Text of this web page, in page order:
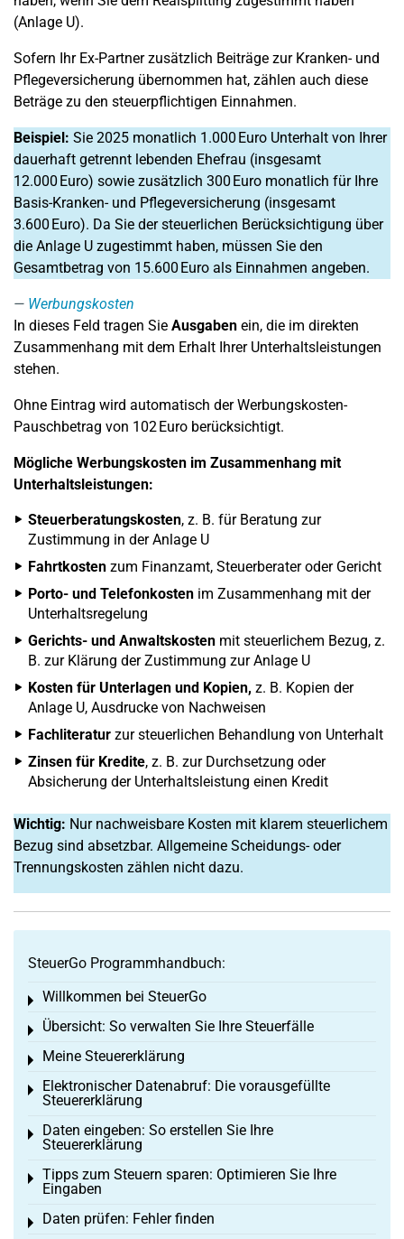
(Anlage U).
Sofern Ihr Ex-Partner zusätzlich Beiträge zur Kranken- und
Pflegeversicherung übernommen hat, zählen auch diese
Beträge zu den steuerpflichtigen Einnahmen.
Beispiel: Sie 2025 monatlich 1.000 Euro Unterhalt von Ihrer
dauerhaft getrennt lebenden Ehefrau (insgesamt
12.000 Euro) sowie zusätzlich 300 Euro monatlich für Ihre
Basis-Kranken- und Pflegeversicherung (insgesamt
3.600 Euro). Da Sie der steuerlichen Berücksichtigung über
die Anlage U zugestimmt haben, müssen Sie den
Gesamtbetrag von 15.600 Euro als Einnahmen angeben.
Werbungskosten
In dieses Feld tragen Sie Ausgaben ein, die im direkten
Zusammenhang mit dem Erhalt Ihrer Unterhaltsleistungen
stehen.
Ohne Eintrag wird automatisch der Werbungskosten-
Pauschbetrag von 102 Euro berücksichtigt.
Mögliche Werbungskosten im Zusammenhang mit
Unterhaltsleistungen:
Steuerberatungskosten, z. B. für Beratung zur
Zustimmung in der Anlage U
Fahrtkosten zum Finanzamt, Steuerberater oder Gericht
Porto- und Telefonkosten im Zusammenhang mit der
Unterhaltsregelung
Gerichts- und Anwaltskosten mit steuerlichem Bezug, z.
B. zur Klärung der Zustimmung zur Anlage U
Kosten für Unterlagen und Kopien, z. B. Kopien der
Anlage U, Ausdrucke von Nachweisen
Fachliteratur zur steuerlichen Behandlung von Unterhalt
Zinsen für Kredite, z. B. zur Durchsetzung oder
Absicherung der Unterhaltsleistung einen Kredit
Wichtig: Nur nachweisbare Kosten mit klarem steuerlichem
Bezug sind absetzbar. Allgemeine Scheidungs- oder
Trennungskosten zählen nicht dazu.
SteuerGo Programmhandbuch:
Willkommen bei SteuerGo
Toggle menu
Übersicht: So verwalten Sie Ihre Steuerfälle
Toggle menu
Meine Steuererklärung
Toggle menu
Elektronischer Datenabruf: Die vorausgefüllte
Steuererklärung
Toggle menu
Daten eingeben: So erstellen Sie Ihre
Steuererklärung
Toggle menu
Tipps zum Steuern sparen: Optimieren Sie Ihre
Eingaben
Toggle menu
Daten prüfen: Fehler finden
Toggle menu